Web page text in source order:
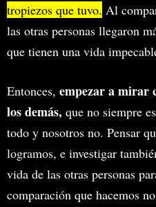
tropiezos que tuvo. Al
las otras personas llegaron
que tienen una vida
Entonces, empezar a mirar
los demás, que no siempre
todo y nosotros no. Pensar
logramos, e investigar
vida de las otras personas
comparación que hacemos